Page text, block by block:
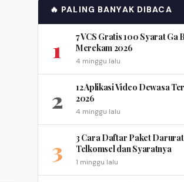
🔥 PALING BANYAK DIBACA
1
7 VCS Gratis 100 Syarat Ga
Merekam 2026
4 minggu lalu
2
12 Aplikasi Video Dewasa
2026
4 minggu lalu
3
3 Cara Daftar Paket Darurat
Telkomsel dan Syaratnya
1 minggu lalu